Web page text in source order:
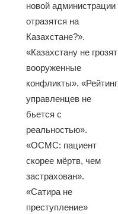
новой администрации
отразятся на
Казахстане?».
«Казахстану не грозят
вооруженные
конфликты». «Рейтинг
управленцев не
бьется с
реальностью».
«ОСМС: пациент
скорее мёртв, чем
застрахован».
«Сатира не
преступление»